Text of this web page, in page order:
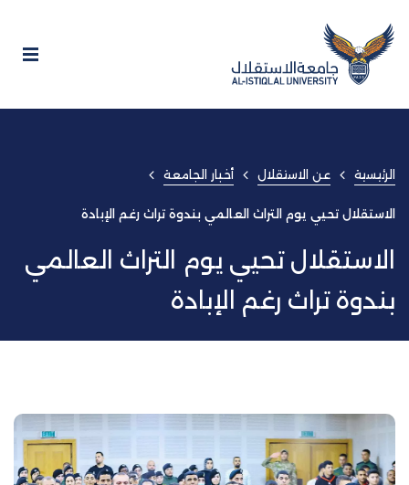
الرئيسية عن الاستقلال أخبار الجامعة
الاستقلال تحيي يوم التراث العالمي بندوة تراث رغم الإبادة
الاستقلال تحيي يوم التراث العالمي
بندوة تراث رغم الإبادة